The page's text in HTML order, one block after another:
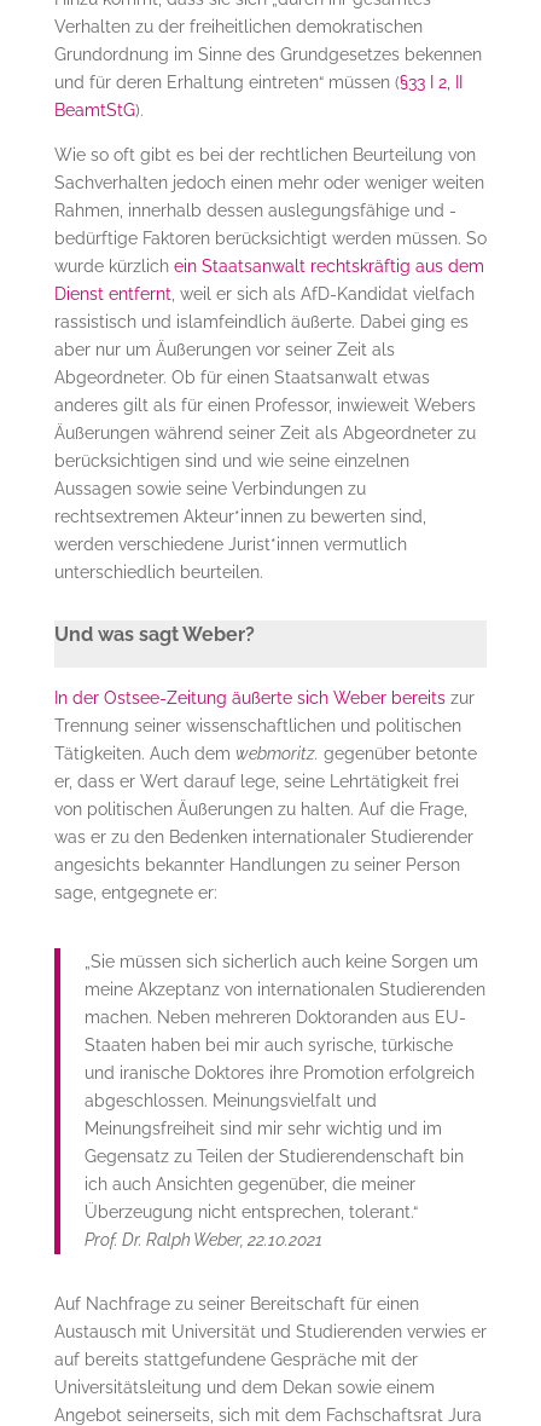
Verhalten zu der freiheitlichen demokratischen
Grundordnung im Sinne des Grundgesetzes bekennen
und für deren Erhaltung eintreten“ müssen (§33 I 2, II
BeamtStG).
Wie so oft gibt es bei der rechtlichen Beurteilung von
Sachverhalten jedoch einen mehr oder weniger weiten
Rahmen, innerhalb dessen auslegungsfähige und -
bedürftige Faktoren berücksichtigt werden müssen. So
wurde kürzlich ein Staatsanwalt rechtskräftig aus dem
Dienst entfernt , weil er sich als AfD-Kandidat vielfach
rassistisch und islamfeindlich äußerte. Dabei ging es
aber nur um Äußerungen vor seiner Zeit als
Abgeordneter. Ob für einen Staatsanwalt etwas
anderes gilt als für einen Professor, inwieweit Webers
Äußerungen während seiner Zeit als Abgeordneter zu
berücksichtigen sind und wie seine einzelnen
Aussagen sowie seine Verbindungen zu
rechtsextremen Akteur*innen zu bewerten sind,
werden verschiedene Jurist*innen vermutlich
unterschiedlich beurteilen.
Und was sagt Weber?
In der Ostsee-Zeitung äußerte sich Weber bereitszur
Trennung seiner wissenschaftlichen und politischen
Tätigkeiten. Auch dem webmoritz. gegenüber betonte
er, dass er Wert darauf lege, seine Lehrtätigkeit frei
von politischen Äußerungen zu halten. Auf die Frage,
was er zu den Bedenken internationaler Studierender
angesichts bekannter Handlungen zu seiner Person
sage, entgegnete er:
„Sie müssen sich sicherlich auch keine Sorgen um
meine Akzeptanz von internationalen Studierenden
machen. Neben mehreren Doktoranden aus EU-
Staaten haben bei mir auch syrische, türkische
und iranische Doktores ihre Promotion erfolgreich
abgeschlossen. Meinungsvielfalt und
Meinungsfreiheit sind mir sehr wichtig und im
Gegensatz zu Teilen der Studierendenschaft bin
ich auch Ansichten gegenüber, die meiner
Überzeugung nicht entsprechen, tolerant.“
Prof. Dr. Ralph Weber, 22.10.2021
Auf Nachfrage zu seiner Bereitschaft für einen
Austausch mit Universität und Studierenden verwies er
auf bereits stattgefundene Gespräche mit der
Universitätsleitung und dem Dekan sowie einem
Angebot seinerseits, sich mit dem Fachschaftsrat Jura